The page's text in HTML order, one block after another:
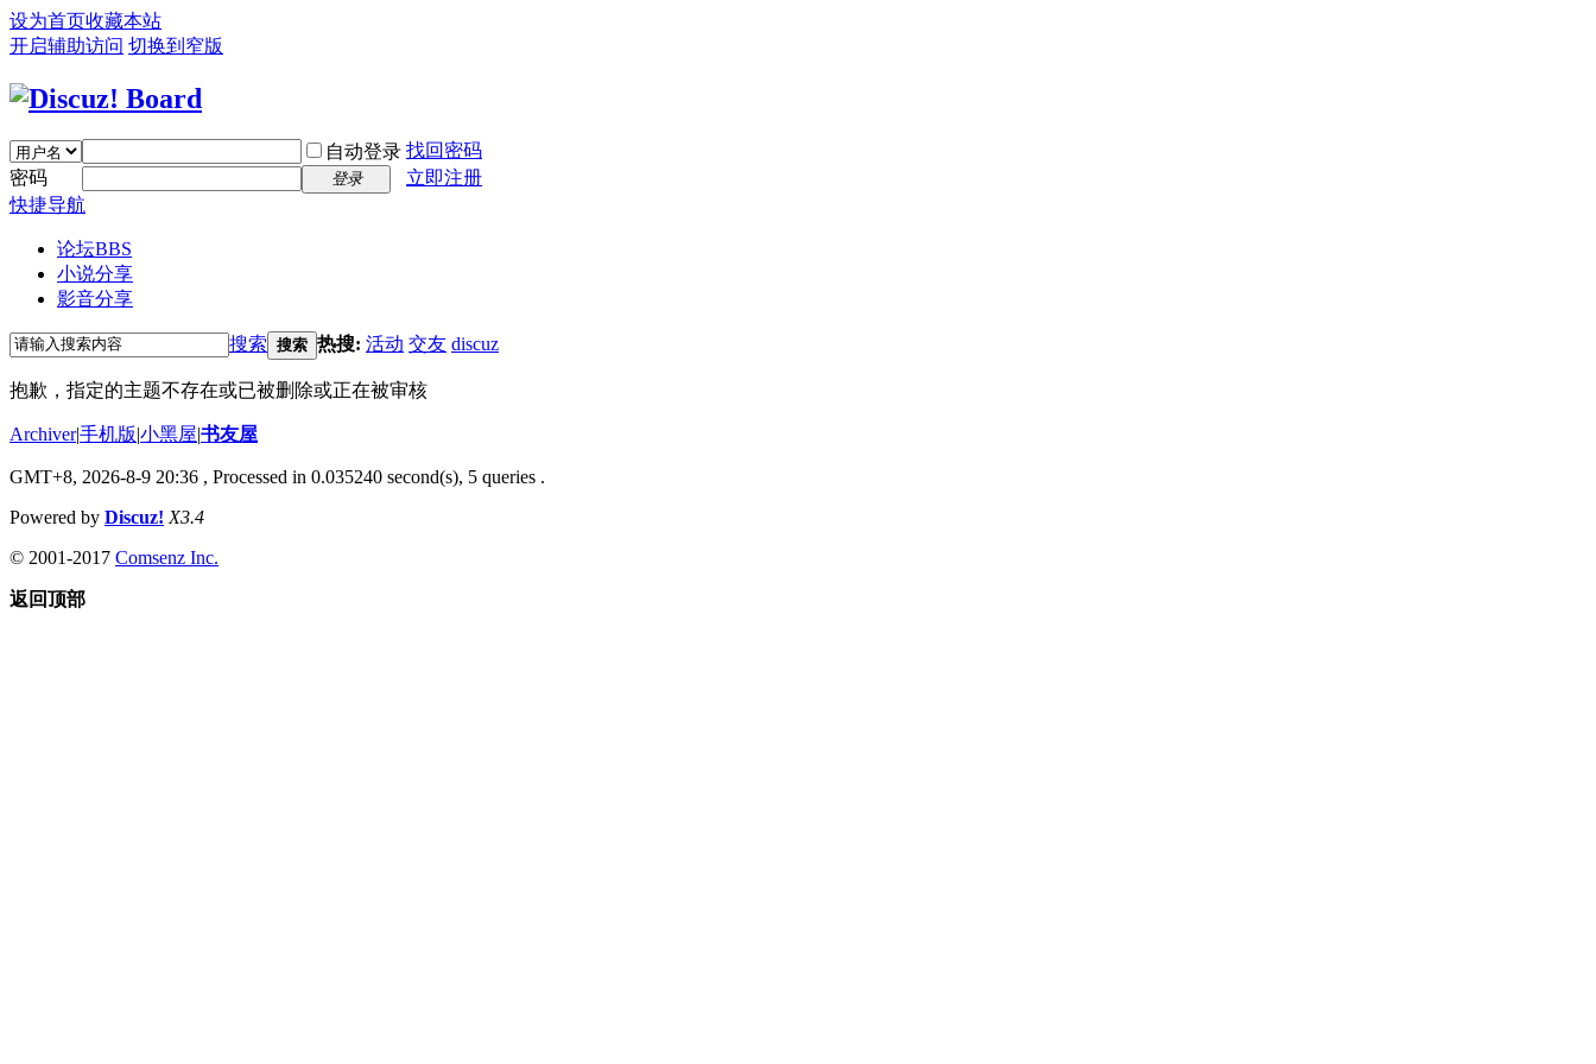
设为首页收藏本站
开启辅助访问 切换到窄版
自动登录 找回密码
密码
登录
立即注册
快捷导航
论坛BBS
小说分享
影音分享
搜索 搜索 热搜: 活动 交友 discuz
抱歉，指定的主题不存在或已被删除或正在被审核
Archiver|手机版|小黑屋|书友屋
GMT+8, 2026-8-9 20:36 , Processed in 0.035240 second(s), 5 queries .
Powered by Discuz! X3.4
© 2001-2017 Comsenz Inc.
返回顶部